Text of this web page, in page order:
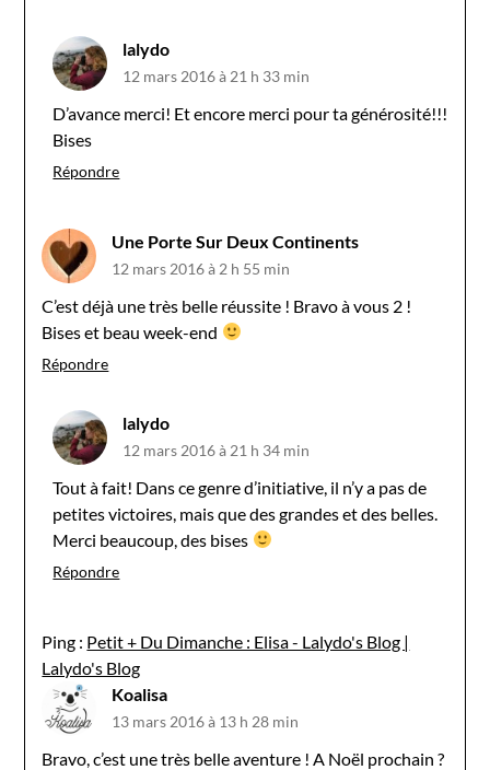
lalydo
12 mars 2016 à 21 h 33 min
D’avance merci! Et encore merci pour ta générosité!!!
Bises
Répondre
Une Porte Sur Deux Continents
12 mars 2016 à 2 h 55 min
C’est déjà une très belle réussite ! Bravo à vous 2 !
Bises et beau week-end
Répondre
lalydo
12 mars 2016 à 21 h 34 min
Tout à fait! Dans ce genre d’initiative, il n’y a pas de
petites victoires, mais que des grandes et des belles.
Merci beaucoup, des bises
Répondre
Ping : Petit + Du Dimanche : Elisa - Lalydo's Blog |
Lalydo's Blog
Koalisa
13 mars 2016 à 13 h 28 min
Bravo, c’est une très belle aventure ! A Noël prochain ?